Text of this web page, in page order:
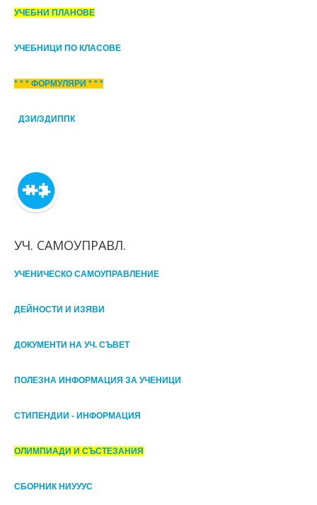
УЧЕБНИ ПЛАНОВЕ
УЧЕБНИЦИ ПО КЛАСОВЕ
* * * ФОРМУЛЯРИ * * *
ДЗИ/ЗДИППК
УЧ. САМОУПРАВЛ.
УЧЕНИЧЕСКО САМОУПРАВЛЕНИЕ
ДЕЙНОСТИ И ИЗЯВИ
ДОКУМЕНТИ НА УЧ. СЪВЕТ
ПОЛЕЗНА ИНФОРМАЦИЯ ЗА УЧЕНИЦИ
СТИПЕНДИИ - ИНФОРМАЦИЯ
ОЛИМПИАДИ И СЪСТЕЗАНИЯ
СБОРНИК НИУУУС